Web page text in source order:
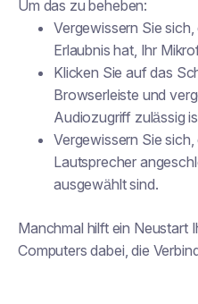
Um das zu beheben:
Vergewissern Sie
Erlaubnis hat, Ihr
Klicken Sie auf das
Browserleiste und
Audiozugriff zulässig
Vergewissern Sie
Lautsprecher
ausgewählt sind.
Manchmal hilft ein Neustart
Computers dabei, die